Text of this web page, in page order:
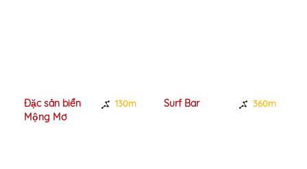
Đặc sản biển
Mộng Mơ
130m Surf Bar 360m